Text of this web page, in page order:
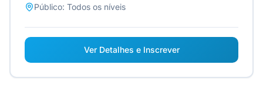
Público: Todos os níveis
Ver Detalhes e Inscrever